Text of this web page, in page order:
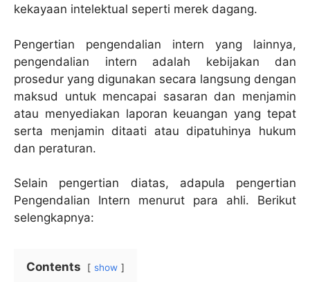
kekayaan intelektual seperti merek dagang.
Pengertian pengendalian intern yang lainnya,
pengendalian intern adalah kebijakan dan
prosedur yang digunakan secara langsung dengan
maksud untuk mencapai sasaran dan menjamin
atau menyediakan laporan keuangan yang tepat
serta menjamin ditaati atau dipatuhinya hukum
dan peraturan.
Selain pengertian diatas, adapula pengertian
Pengendalian Intern menurut para ahli. Berikut
selengkapnya:
Contents show